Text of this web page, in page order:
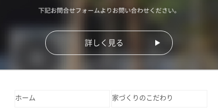
詳しく見る
ホーム 家づくりのこだわり